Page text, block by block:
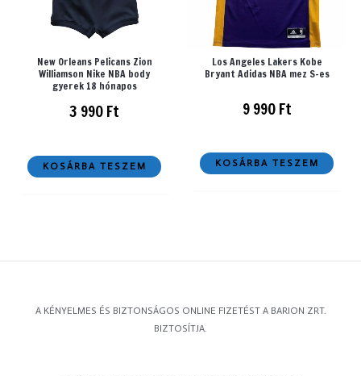
New Orleans Pelicans Zion
Williamson Nike NBA body
gyerek 18 hónapos
3 990Ft
KOSÁRBA TESZEM
Los Angeles Lakers Kobe
Bryant Adidas NBA mez S-es
9 990Ft
KOSÁRBA TESZEM
A KÉNYELMES ÉS BIZTONSÁGOS ONLINE FIZETÉST A BARION ZRT.
BIZTOSÍTJA.